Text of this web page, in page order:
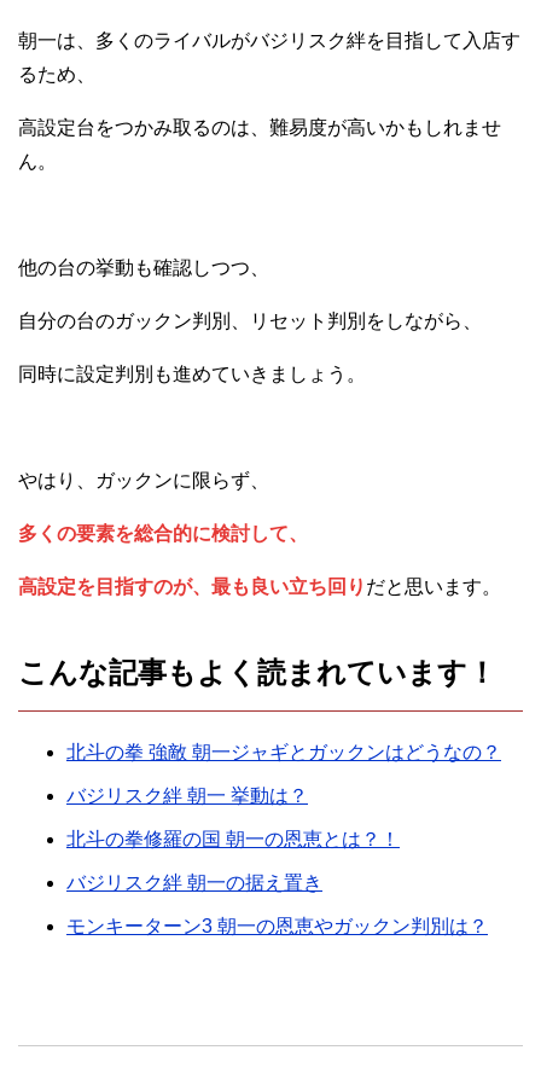
朝一は、多くのライバルがバジリスク絆を目指して入店す
るため、
高設定台をつかみ取るのは、難易度が高いかもしれませ
ん。
他の台の挙動も確認しつつ、
自分の台のガックン判別、リセット判別をしながら、
同時に設定判別も進めていきましょう。
やはり、ガックンに限らず、
多くの要素を総合的に検討して、
高設定を目指すのが、最も良い立ち回り だと思います。
こんな記事もよく読まれています！
北斗の拳 強敵 朝一ジャギとガックンはどうなの？
バジリスク絆 朝一 挙動は？
北斗の拳修羅の国 朝一の恩恵とは？！
バジリスク絆 朝一の据え置き
モンキーターン3 朝一の恩恵やガックン判別は？